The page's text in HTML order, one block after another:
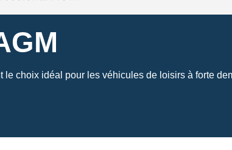
le choix idéal pour les véhicules de loisirs à forte